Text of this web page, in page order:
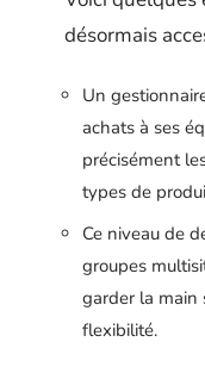
désormais
Un
achats à ses
précisément
types de
Ce niveau de
groupes
garder la main
flexibilité.